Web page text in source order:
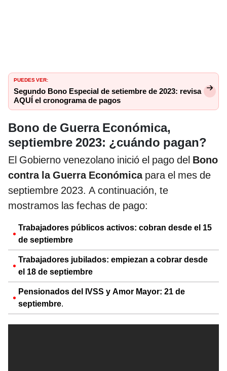
PUEDES VER:
Segundo Bono Especial de setiembre de 2023: revisa
AQUÍ el cronograma de pagos
Bono de Guerra Económica,
septiembre 2023: ¿cuándo pagan?
El Gobierno venezolano inició el pago del Bono
contra la Guerra Económicapara el mes de
septiembre 2023. A continuación, te
mostramos las fechas de pago:
Trabajadores públicos activos: cobran desde el 15
de septiembre
Trabajadores jubilados: empiezan a cobrar desde
el 18 de septiembre
Pensionados del IVSS y Amor Mayor: 21 de
septiembre.